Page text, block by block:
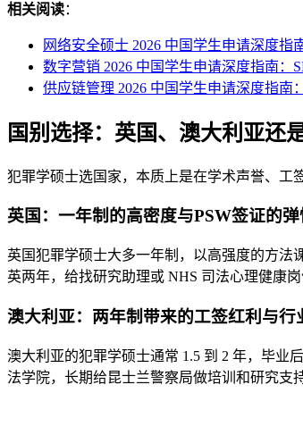
相关阅读：
网络安全硕士 2026 中国学生申请深度指
数字营销 2026 中国学生申请深度指南：
供应链管理 2026 中国学生申请深度指南
国别选择：英国、澳大利亚还
犯罪学硕士选国家，本质上是在学术声誉、工
英国：一年制的高密度与PSW签证的弹
英国犯罪学硕士大多一年制，以高强度的方法
英两年，给找研究助理或 NHS 司法心理健康
澳大利亚：两年制带来的工签红利与行
澳大利亚的犯罪学硕士通常 1.5 到 2 年，毕业
法学院，长期给昆士兰警察局做培训和研究支